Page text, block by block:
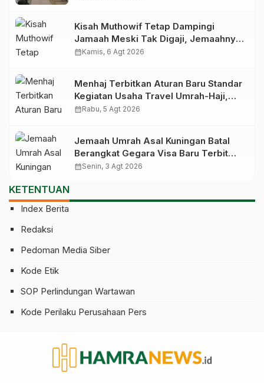
Kisah Muthowif Tetap Dampingi
Jamaah Meski Tak Digaji, Jemaahnya
Korban Penelantaran Pihak Travel
calendar_monthKamis, 6 Agt 2026
Menhaj Terbitkan Aturan Baru Standar
Kegiatan Usaha Travel Umrah-Haji,
Siap-siap Disanksi Jika Melanggar
calendar_monthRabu, 5 Agt 2026
Jemaah Umrah Asal Kuningan Batal
Berangkat Gegara Visa Baru Terbit
Saat Pesawat Lepas Landas
calendar_monthSenin, 3 Agt 2026
KETENTUAN
Index Berita
Redaksi
Pedoman Media Siber
Kode Etik
SOP Perlindungan Wartawan
Kode Perilaku Perusahaan Pers